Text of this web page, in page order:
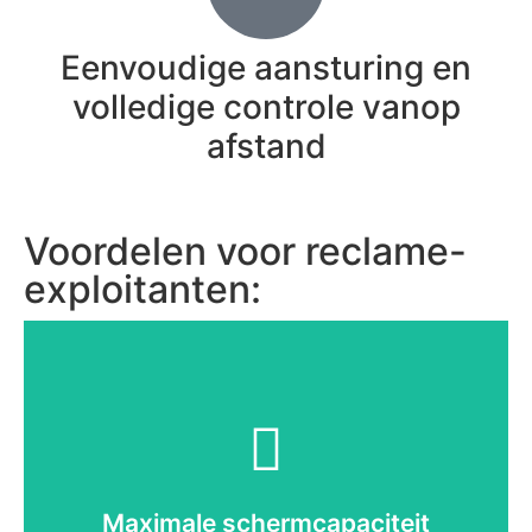
Eenvoudige aansturing en
volledige controle vanop
afstand
Voordelen voor reclame-
exploitanten:
Maximale schermcapaciteit
Maximale schermcapaciteit
advertenties kunt tonen betekent een verhoging